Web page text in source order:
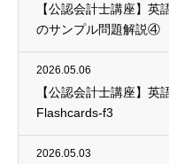
【公認会計士講座】
のサンプル問題解説④
2026.05.06
【公認会計士講座】英
Flashcards-f3
2026.05.03